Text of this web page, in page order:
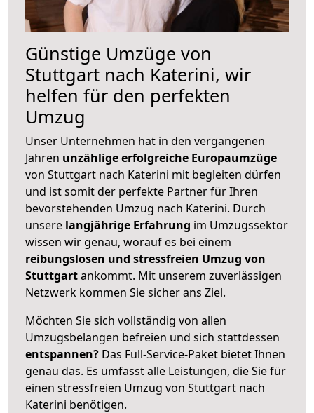
Günstige Umzüge von
Stuttgart nach Katerini, wir
helfen für den perfekten
Umzug
Unser Unternehmen hat in den vergangenen
Jahren unzählige erfolgreiche Europaumzüge
von Stuttgart nach Katerini mit begleiten dürfen
und ist somit der perfekte Partner für Ihren
bevorstehenden Umzug nach Katerini. Durch
unsere langjährige Erfahrung im Umzugssektor
wissen wir genau, worauf es bei einem
reibungslosen und stressfreien Umzug von
Stuttgartankommt. Mit unserem zuverlässigen
Netzwerk kommen Sie sicher ans Ziel.
Möchten Sie sich vollständig von allen
Umzugsbelangen befreien und sich stattdessen
entspannen? Das Full-Service-Paket bietet Ihnen
genau das. Es umfasst alle Leistungen, die Sie für
einen stressfreien Umzug von Stuttgart nach
Katerini benötigen.